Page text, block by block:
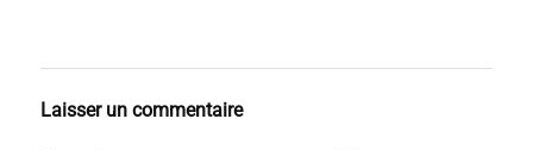
Laisser un commentaire